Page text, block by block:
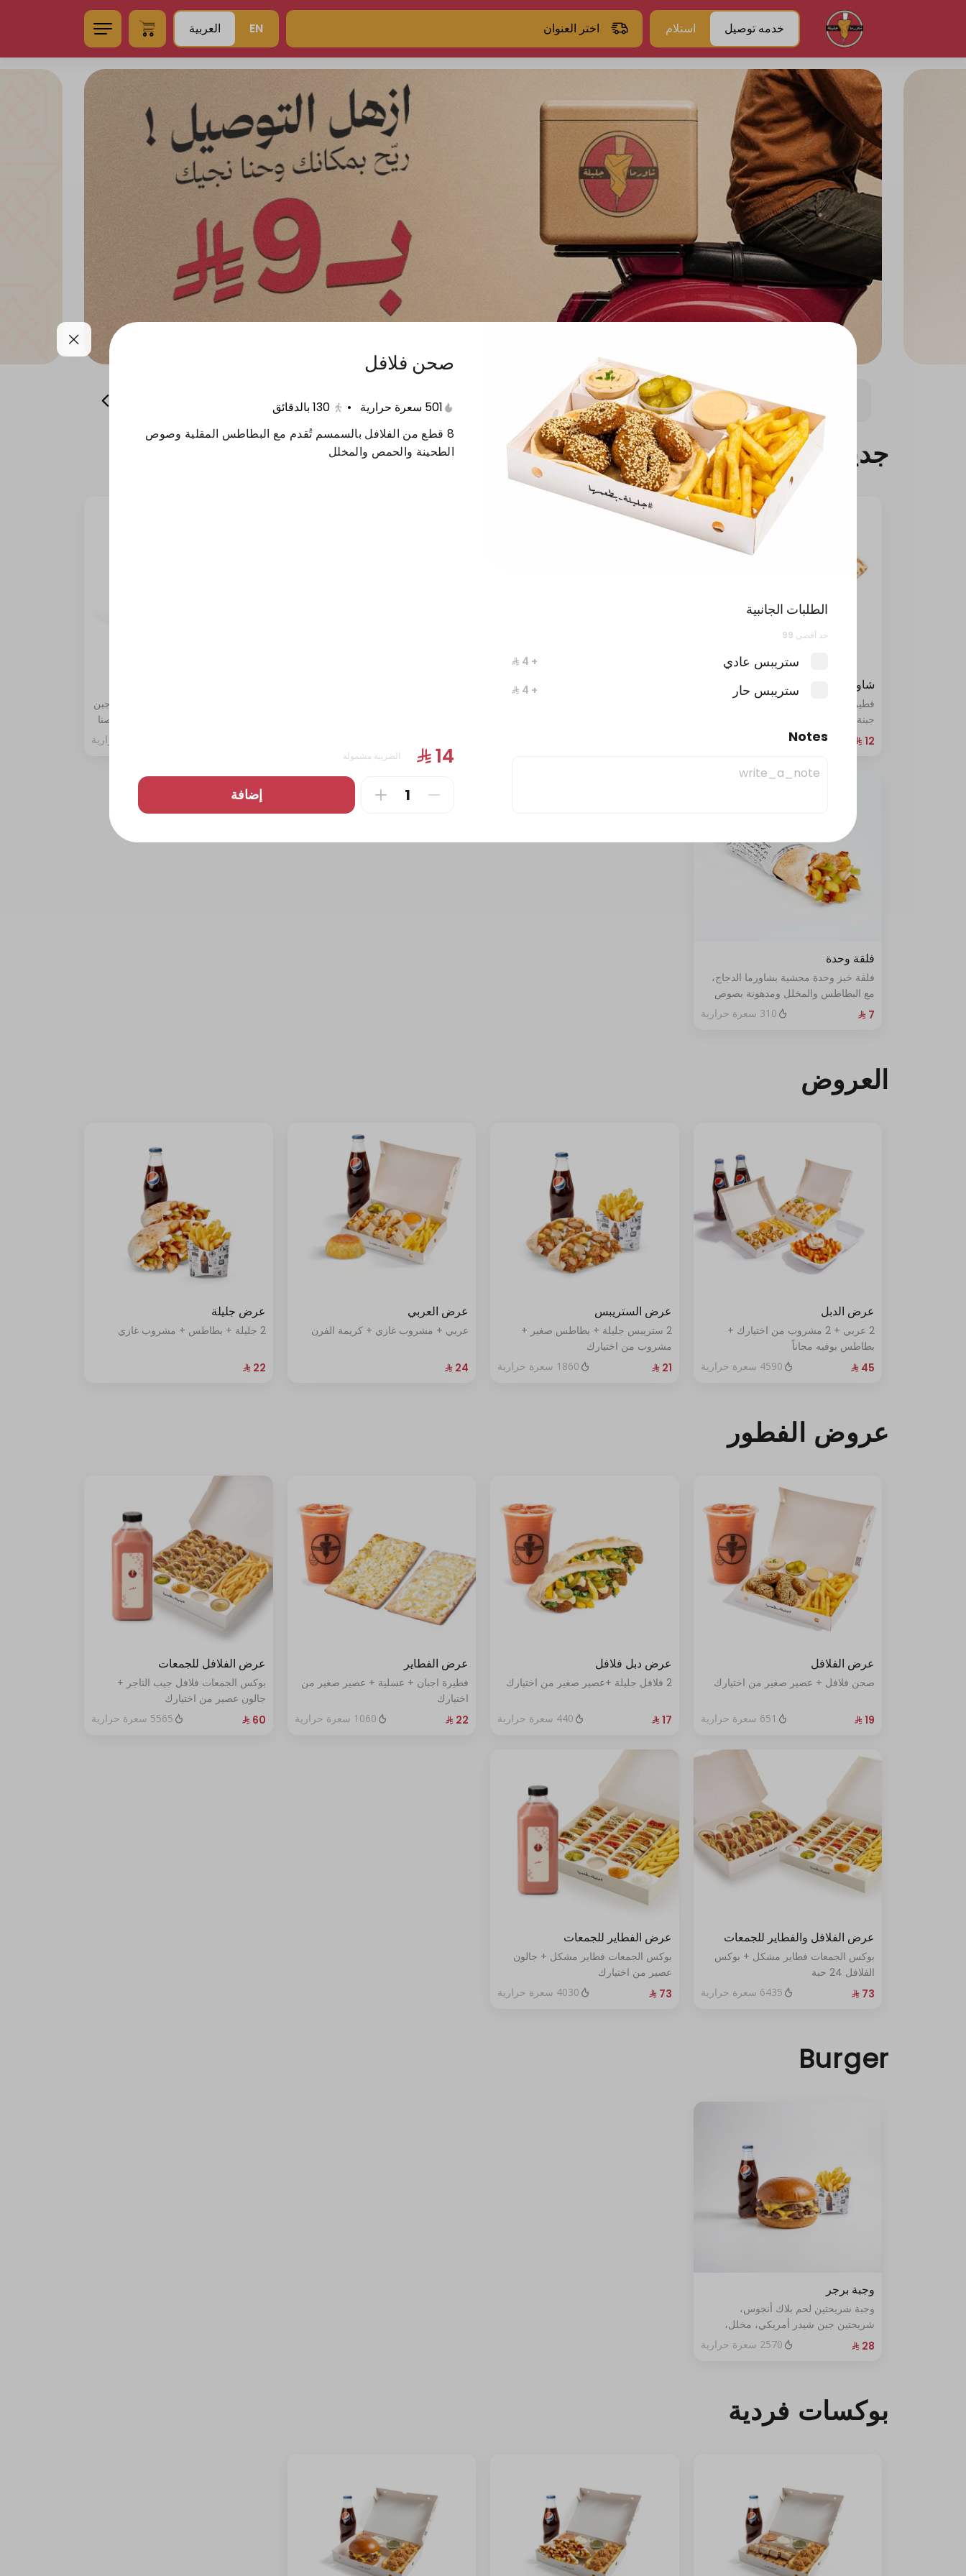
خدمه توصيل استلام اختر العنوان EN العربية
البروتين والصحي المشاوي ستريبس بروستد الفرن نقرشة العصاير حلى
جديدنا
شاورما عكاوي
فطيرة ملفوفة غنية بدجاج الشاورما مع
جبنة العكاوي
شريحتين لحم بلاك أنجوس، شريحتين جبن
شيدر أمريكي، مخلل، ولمسة من صوصنا
فلقة وحدة
فلقة خبز وحدة محشية بشاورما الدجاج،
مع البطاطس والمخلل ومدهونة بصوص
الثوم.
310 سعرة حرارية
العروض
عرض الدبل
2 عربي + 2 مشروب من اختيارك +
بطاطس بوفيه مجاناً
4590 سعرة حرارية
عرض الستريبس
2 ستريبس جليلة + بطاطس صغير +
مشروب من اختيارك
1860 سعرة حرارية
عرض العربي
عربي + مشروب غازي + كريمة الفرن
عرض جليلة
2 جليلة + بطاطس + مشروب غازي
عروض الفطور
عرض الفلافل
صحن فلافل + عصير صغير من اختيارك
651 سعرة حرارية
عرض دبل فلافل
2 فلافل جليلة +عصير صغير من اختيارك
440 سعرة حرارية
عرض الفطاير
فطيرة اجبان + عسلية + عصير صغير من
اختيارك
1060 سعرة حرارية
عرض الفلافل للجمعات
بوكس الجمعات فلافل جيب التاجر +
جالون عصير من اختيارك
5565 سعرة حرارية
عرض الفلافل والفطاير للجمعات
بوكس الجمعات فطاير مشكل + بوكس
الفلافل 24 حبة
6435 سعرة حرارية
عرض الفطاير للجمعات
بوكس الجمعات فطاير مشكل + جالون
عصير من اختيارك
4030 سعرة حرارية
Burger
وجبة برجر
وجبة شريحتين لحم بلاك أنجوس،
شريحتين جبن شيدر أمريكي، مخلل،
ولمسة من صوصنا الخاص، تقدم مع
2570 سعرة حرارية
بوكسات فردية
الطلبات الجانبية
حد أقصى 99
ستريبس عادي + ⁨⁦‪‬ 4⁩
ستريبس حار + ⁨⁦‪‬ 4⁩
Notes
صحن فلافل
501 سعرة حرارية •
130 بالدقائق
8 قطع من الفلافل بالسمسم تُقدم مع البطاطس المقلية وصوص
الطحينة والحمص والمخلل
الضريبة مشمولة
إضافة